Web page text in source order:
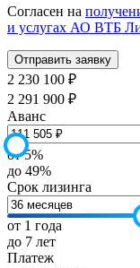
Согласен на
и услугах АО ВТБ
2 230 100 ₽
2 291 900 ₽
Аванс
от 5%
до 49%
Срок лизинга
от 1 года
до 7 лет
Платеж